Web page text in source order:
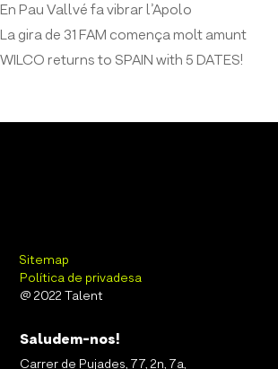
En Pau Vallvé fa vibrar l’Apolo
La gira de 31 FAM comença molt amunt
WILCO returns to SPAIN with 5 DATES!
Sitemap
Política de privadesa
@ 2022 Talent
Saludem-nos!
Carrer de Pujades, 77, 2n, 7a,